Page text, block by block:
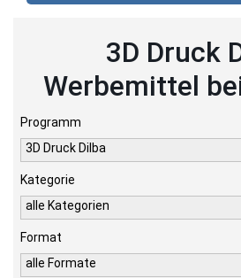
3D Druck
Werbemittel
Programm
3D Druck Dilba
Kategorie
alle Kategorien
Format
alle Formate